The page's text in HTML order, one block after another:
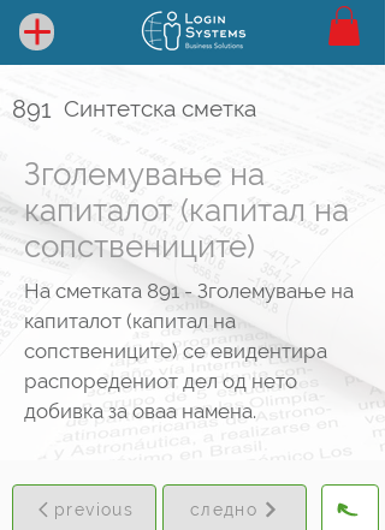
891 Синтетска сметка
Зголемување на
капиталот (капитал на
сопствениците)
На сметката 891 - Зголемување на
капиталот (капитал на
сопствениците) се евидентира
распоредениот дел од нето
добивка за оваа намена.
previous следно